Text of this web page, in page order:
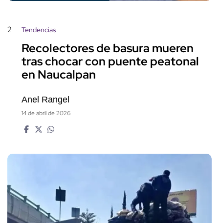
2 Tendencias
Recolectores de basura mueren
tras chocar con puente peatonal
en Naucalpan
Anel Rangel
14 de abril de 2026